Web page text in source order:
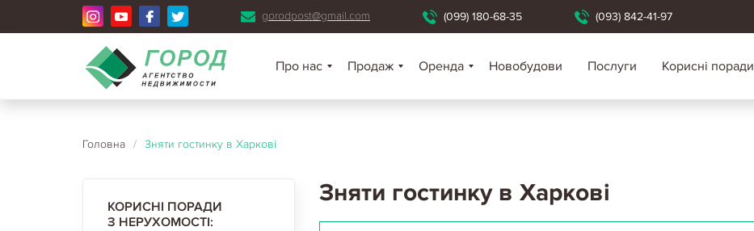
gorodpost@gmail.com (099) 180-68-35 (093) 842-41-97
Про нас Продаж Оренда Новобудови Послуги Корисні поради
Головна / Зняти гостинку в Харкові
КОРИСНІ ПОРАДИ
З НЕРУХОМОСТІ:
Зняти гостинку в Харкові